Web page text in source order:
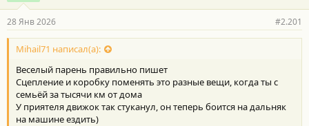
28 Янв 2026 #2.201
Mihail71 написал(а):
Веселый парень правильно пишет
Сцепление и коробку поменять это разные вещи, когда ты с
семьёй за тысячи км от дома
У приятеля движок так стуканул, он теперь боится на дальняк
на машине ездить)